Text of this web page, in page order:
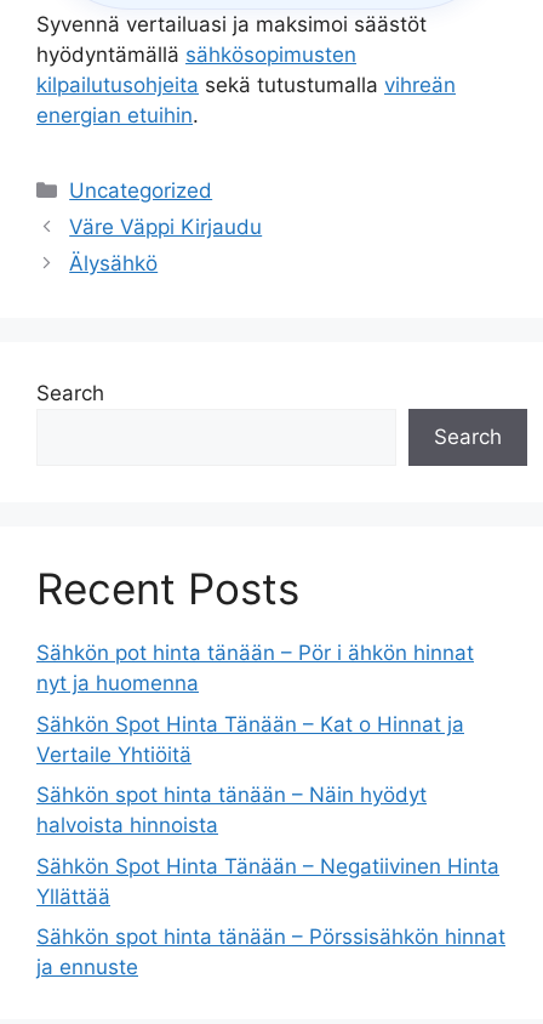
Syvennä vertailuasi ja maksimoi säästöt
hyödyntämällä sähkösopimusten
kilpailutusohjeita sekä tutustumalla vihreän
energian etuihin.
Categories
Uncategorized
Väre Väppi Kirjaudu
Älysähkö
Search
Search
Recent Posts
Sähkön pot hinta tänään – Pör i ähkön hinnat
nyt ja huomenna
Sähkön Spot Hinta Tänään – Kat o Hinnat ja
Vertaile Yhtiöitä
Sähkön spot hinta tänään – Näin hyödyt
halvoista hinnoista
Sähkön Spot Hinta Tänään – Negatiivinen Hinta
Yllättää
Sähkön spot hinta tänään – Pörssisähkön hinnat
ja ennuste